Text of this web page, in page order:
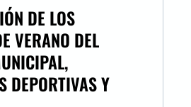
DE LOS
VERANO DEL
DEPORTIVAS Y